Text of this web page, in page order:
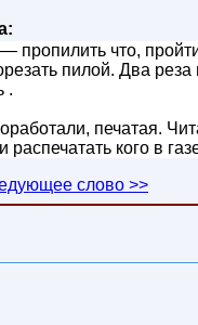
— пропилить что,
пилой. Два
.
печатая.
кого в
слово >>